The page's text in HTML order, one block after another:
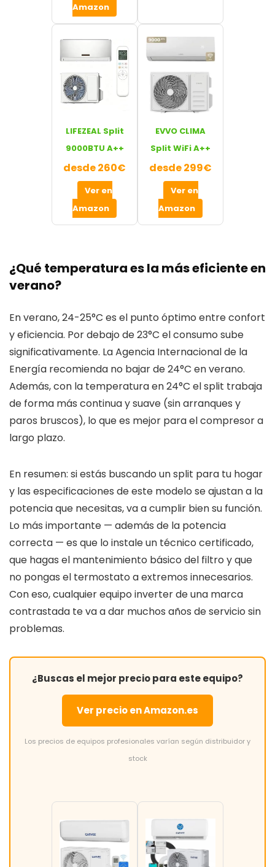
Amazon
LIFEZEAL Split
9000BTU A++
desde 260€
Ver en
Amazon
EVVO CLIMA
Split WiFi A++
desde 299€
Ver en
Amazon
¿Qué temperatura es la más eficiente en
verano?
En verano, 24-25°C es el punto óptimo entre confort
y eficiencia. Por debajo de 23°C el consumo sube
significativamente. La Agencia Internacional de la
Energía recomienda no bajar de 24°C en verano.
Además, con la temperatura en 24°C el split trabaja
de forma más continua y suave (sin arranques y
paros bruscos), lo que es mejor para el compresor a
largo plazo.
En resumen: si estás buscando un split para tu hogar
y las especificaciones de este modelo se ajustan a la
potencia que necesitas, va a cumplir bien su función.
Lo más importante — además de la potencia
correcta — es que lo instale un técnico certificado,
que hagas el mantenimiento básico del filtro y que
no pongas el termostato a extremos innecesarios.
Con eso, cualquier equipo inverter de una marca
contrastada te va a dar muchos años de servicio sin
problemas.
¿Buscas el mejor precio para este equipo?
Ver precio en Amazon.es
Los precios de equipos profesionales varían según distribuidor y
stock